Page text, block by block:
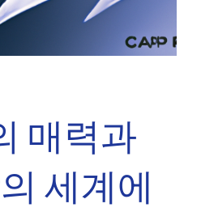
매력과
세계에